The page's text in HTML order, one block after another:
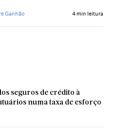
Ganhão 4 min leitura
seguros de crédito à
numa taxa de esforço